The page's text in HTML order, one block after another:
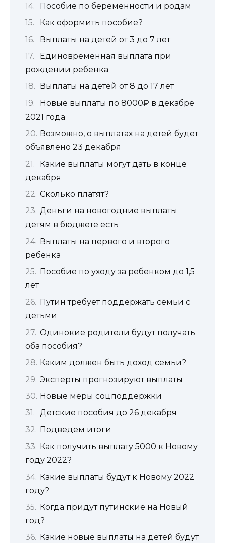
Пособие по беременности и родам
Как оформить пособие?
Выплаты на детей от 3 до 7 лет
Единовременная выплата при
рождении ребенка
Выплаты на детей от 8 до 17 лет
Новые выплаты по 8000₽ в декабре
2021 года
Возможно, о выплатах на детей будет
объявлено 23 декабря
Какие выплаты могут дать в конце
декабря
Сколько платят?
Деньги на новогодние выплаты
детям в бюджете есть
Выплаты на первого и второго
ребенка
Пособие по уходу за ребенком до 1,5
лет
Путин требует поддержать семьи с
детьми
Одинокие родители будут получать
оба пособия?
Каким должен быть доход семьи?
Эксперты прогнозируют выплаты
Новые меры соцподдержки
Детские пособия до 26 декабря
Подведем итоги
Как получить выплату 5000 к Новому
году 2022?
Какие выплаты будут к Новому 2022
году?
Когда придут путинские на Новый
год?
Какие новые выплаты на детей будут